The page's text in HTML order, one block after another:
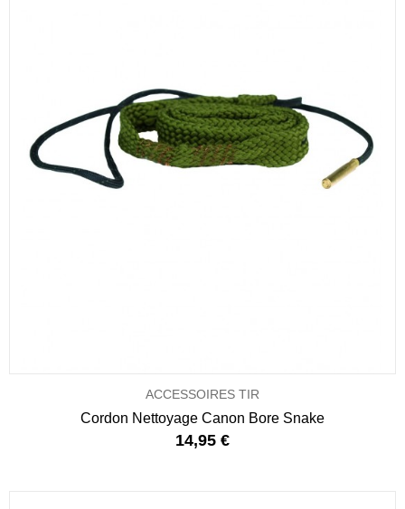
ACCESSOIRES TIR
Cordon Nettoyage Canon Bore Snake
14,95 €